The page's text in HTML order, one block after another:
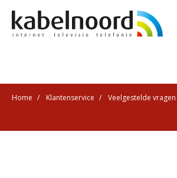
Home Klantenservice Veelgestelde vragen